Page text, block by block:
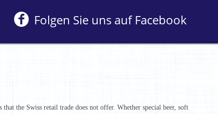
Folgen Sie uns auf Facebook
the Swiss retail trade does not offer. Whether special beer, soft